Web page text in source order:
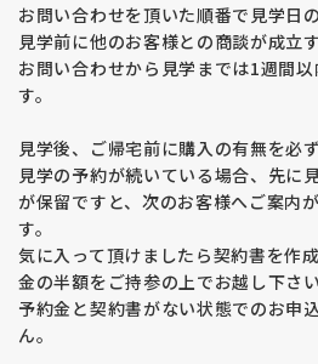
お問い合わせを頂いた順番で見学日
見学前に他のお客様との商談が成立
お問い合わせから見学までは1週間
す。
見学後、ご帰宅前に購入の有無を必
見学の予約が続いている場合、先に
が保留ですと、次のお客様へご案内
す。
気に入って頂けましたら契約書を作
金の半額をご持参の上でお越し下さい
予約金と契約書がない状態でのお申
ん。